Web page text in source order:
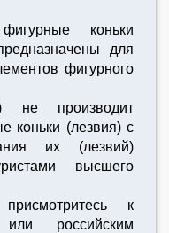
коньки
для
фигурного
не производит
коньки (лезвия) с
их (лезвий)
высшего
к
российским